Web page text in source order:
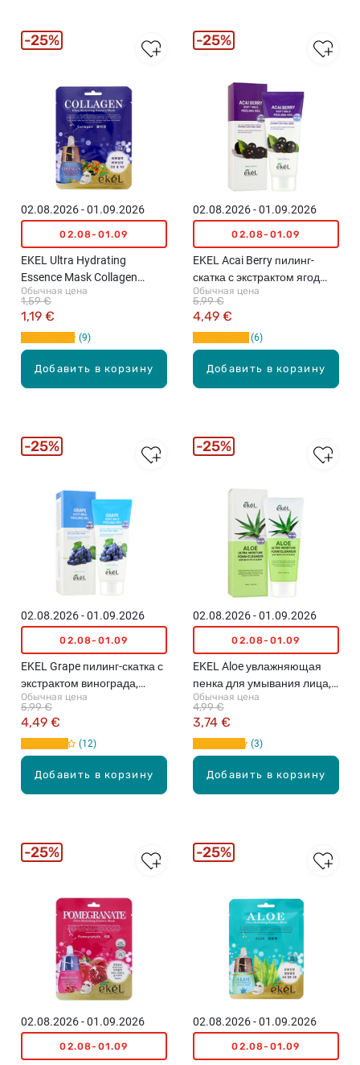
Добавить в корзину
02.08.2026 - 01.09.2026
02.08-01.09
EKEL Ultra Hydrating
Essence Mask Collagen
тканевая маска для лица с
коллагеном, 25г
Обычная цена
1,19 €
1,59 €
9
25%
Добавить в корзину
02.08.2026 - 01.09.2026
02.08-01.09
EKEL Acai Berry пилинг-
скатка с экстрактом ягод
асаи для лица, 100мл
Обычная цена
4,49 €
5,99 €
6
25%
Добавить в корзину
02.08.2026 - 01.09.2026
02.08-01.09
EKEL Grape пилинг-скатка с
экстрактом винограда,
100мл
Обычная цена
4,49 €
5,99 €
12
25%
Добавить в корзину
02.08.2026 - 01.09.2026
02.08-01.09
EKEL Aloe увлажняющая
пенка для умывания лица,
100мл
Обычная цена
3,74 €
4,99 €
3
25%
02.08.2026 - 01.09.2026
02.08-01.09
25%
02.08.2026 - 01.09.2026
02.08-01.09
25%